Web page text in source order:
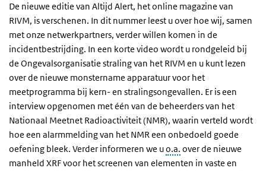
De nieuwe editie van Altijd Alert, het online magazine van
RIVM, is verschenen. In dit nummer leest u over hoe wij, samen
met onze netwerkpartners, verder willen komen in de
incidentbestrijding. In een korte video wordt u rondgeleid bij
de Ongevalsorganisatie straling van het RIVM en u kunt lezen
over de nieuwe monstername apparatuur voor het
meetprogramma bij kern- en stralingsongevallen. Er is een
interview opgenomen met één van de beheerders van het
Nationaal Meetnet Radioactiviteit (NMR), waarin verteld wordt
hoe een alarmmelding van het NMR een onbedoeld goede
oefening bleek. Verder informeren we uo.a. over de nieuwe
manheld XRF voor het screenen van elementen in vaste en